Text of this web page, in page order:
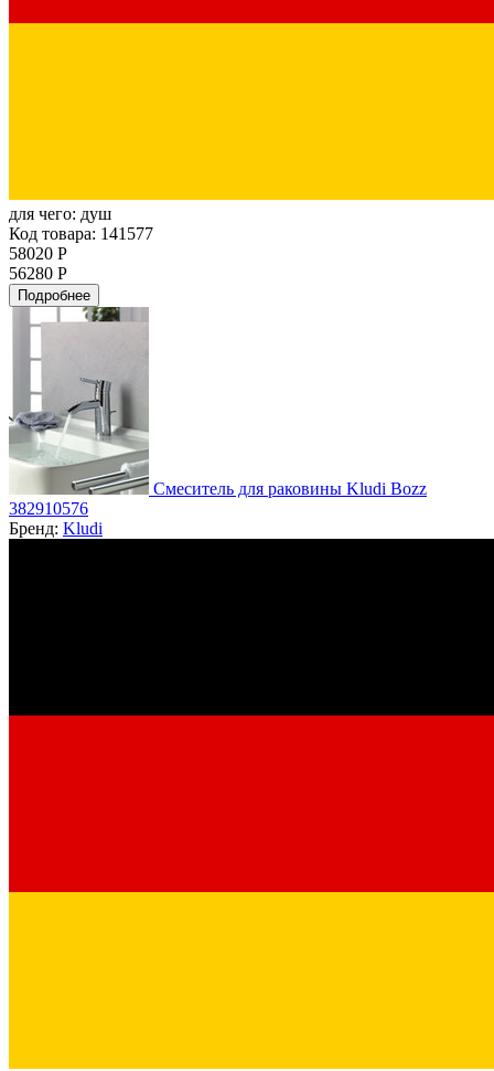
для чего: душ
Код товара: 141577
58020 Р
56280 Р
Подробнее
Смеситель для раковины Kludi Bozz
382910576
Бренд: Kludi